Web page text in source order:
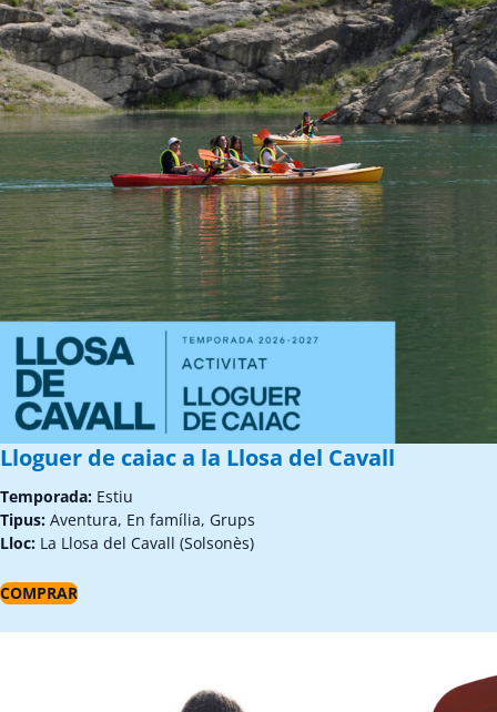
Lloguer de caiac a la Llosa del Cavall
Temporada: Estiu
Tipus: Aventura, En família, Grups
Lloc: La Llosa del Cavall (Solsonès)
COMPRAR